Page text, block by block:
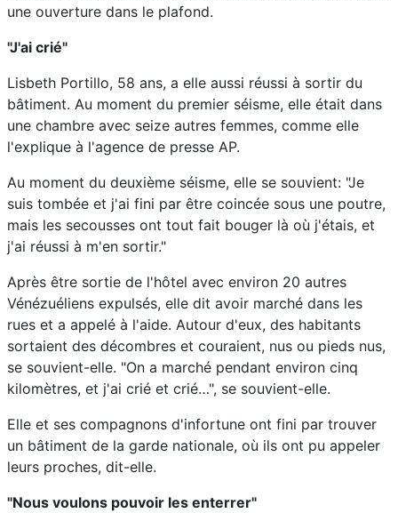
une ouverture dans le plafond.
"J'ai crié"
Lisbeth Portillo, 58 ans, a elle aussi réussi à sortir du
bâtiment. Au moment du premier séisme, elle était dans
une chambre avec seize autres femmes, comme elle
l'explique à l'agence de presse AP.
Au moment du deuxième séisme, elle se souvient: "Je
suis tombée et j'ai fini par être coincée sous une poutre,
mais les secousses ont tout fait bouger là où j'étais, et
j'ai réussi à m'en sortir."
Après être sortie de l'hôtel avec environ 20 autres
Vénézuéliens expulsés, elle dit avoir marché dans les
rues et a appelé à l'aide. Autour d'eux, des habitants
sortaient des décombres et couraient, nus ou pieds nus,
se souvient-elle. "On a marché pendant environ cinq
kilomètres, et j'ai crié et crié…", se souvient-elle.
Elle et ses compagnons d'infortune ont fini par trouver
un bâtiment de la garde nationale, où ils ont pu appeler
leurs proches, dit-elle.
"Nous voulons pouvoir les enterrer"